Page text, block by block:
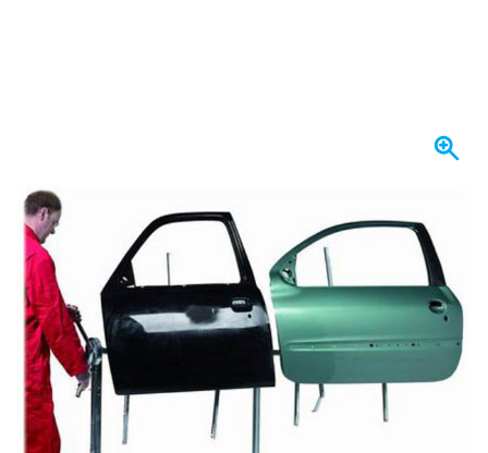
Expédié aujourd'hui
456, € TTC
Quantité
Ajouter au panier
Commandez avant 22h59,
expédié aujourd'hui
Livraison gratuite
avec UPS
100 jours
retours & échanges